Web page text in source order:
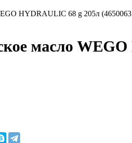
HYDRAULIC 68 g 205л
масло